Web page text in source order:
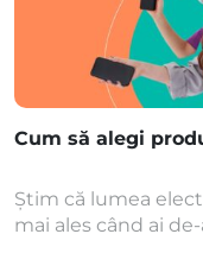
Cum să alegi
Știm că lumea
mai ales când ai